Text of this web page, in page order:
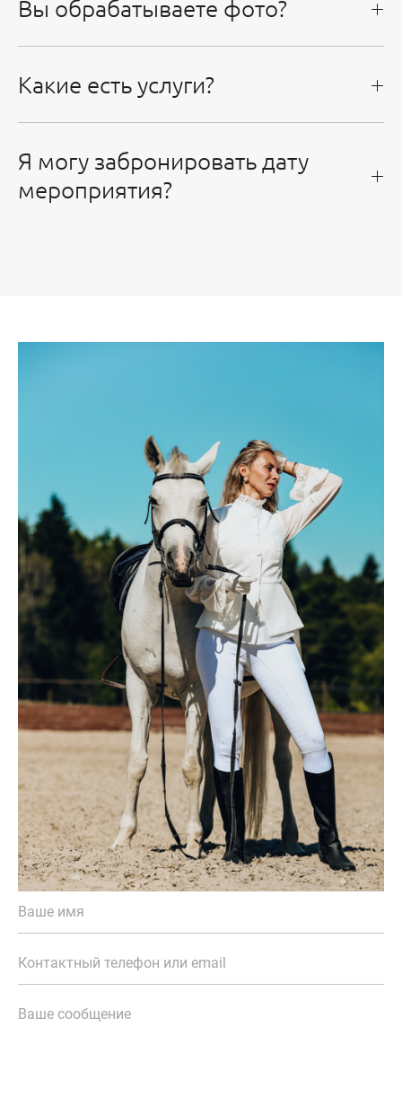
Вы обрабатываете фото?
Какие есть услуги?
Я могу забронировать дату
мероприятия?